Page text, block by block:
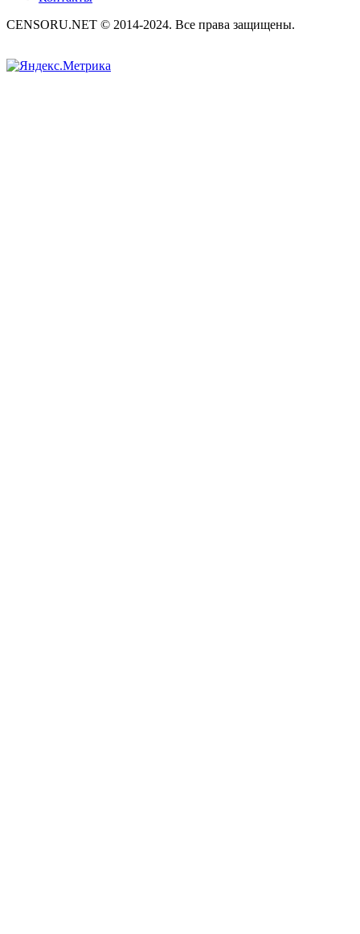
CENSORU.NET © 2014-2024. Все права защищены.